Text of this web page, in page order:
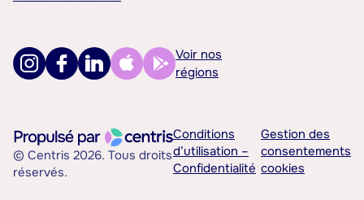
Voir nos
régions
© Centris 2026. Tous droits
réservés.
Conditions
d’utilisation –
Confidentialité
Gestion des
consentements
cookies